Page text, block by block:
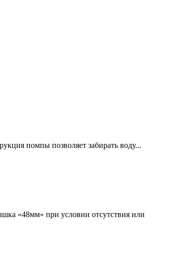
помпы позволяет забирать воду...
«48мм» при условии отсутствия или